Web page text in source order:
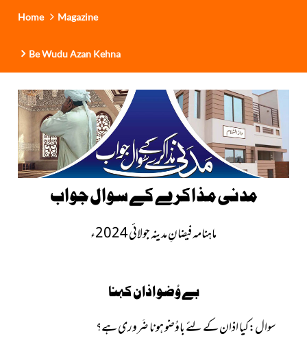
Home Magazine
Be Wudu Azan Kehna
مدنی مذاکرے کے سوال جواب
ماہنامہ فیضانِ مدینہ جولائی 2024ء
بے وُضو اذان کہنا
سوال:کىا اذان کے لئے باوُضو ہونا ضَرورى ہے؟